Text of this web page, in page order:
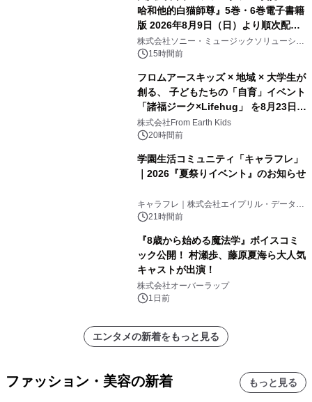
哈和他的白猫師尊』5巻・6巻電子書籍
版 2026年8月9日（日）より順次配信
開始
株式会社ソニー・ミュージックソリューショ
ンズ15時間前
フロムアースキッズ × 地域 × 大学生が
創る、 子どもたちの「自育」イベント
「諸福ジーク×Lifehug」 を8月23日
(日)開催
株式会社From Earth Kids
20時間前
学園生活コミュニティ「キャラフレ」
｜2026『夏祭りイベント』のお知らせ
キャラフレ｜株式会社エイプリル・データ・
デザインズ
21時間前
『8歳から始める魔法学』ボイスコミ
ック公開！ 村瀬歩、藤原夏海ら大人気
キャストが出演！
株式会社オーバーラップ
1日前
エンタメの新着をもっと見る
ファッション・美容の新着 もっと見る